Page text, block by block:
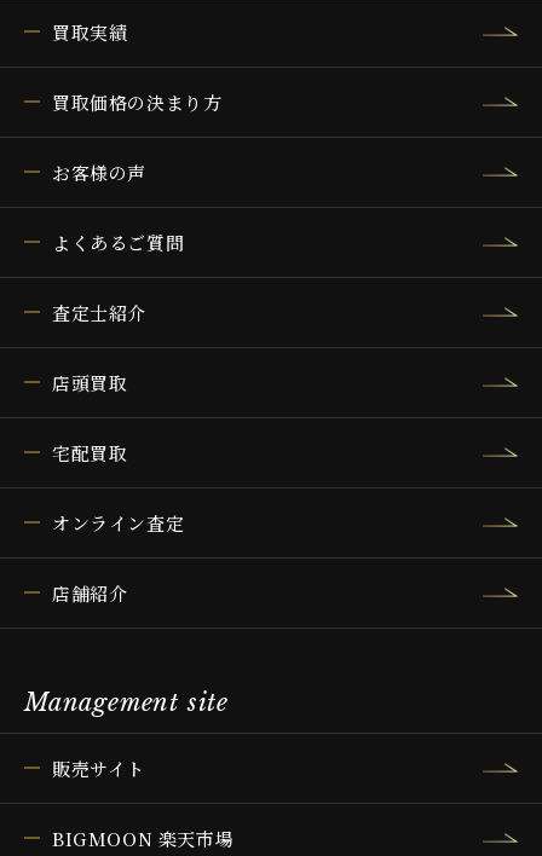
買取実績
買取価格の決まり方
お客様の声
よくあるご質問
査定士紹介
店頭買取
宅配買取
オンライン査定
店舗紹介
Management site
販売サイト
BIGMOON 楽天市場